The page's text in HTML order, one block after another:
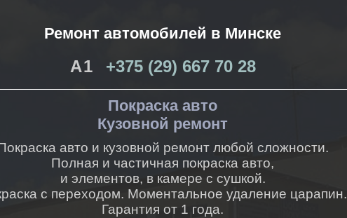
Ремонт автомобилей в Минске
+375 (29) 667 70 28
Покраска авто
Кузовной ремонт
авто и кузовной ремонт любой сложности.
Полная и частичная покраска авто,
и элементов, в камере с сушкой.
с переходом. Моментальное удаление царапин.
Гарантия от 1 года.